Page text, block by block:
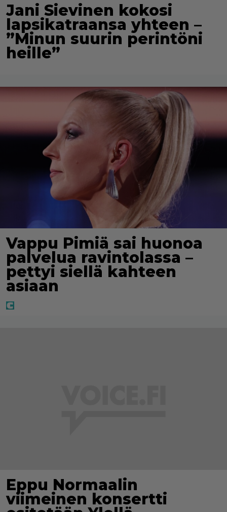
Jani Sievinen kokosi
lapsikatraansa yhteen –
”Minun suurin perintöni
heille”
Vappu Pimiä sai huonoa
palvelua ravintolassa –
pettyi siellä kahteen
asiaan
Eppu Normaalin
viimeinen konsertti